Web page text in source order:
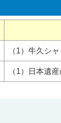
（1）牛久シ
（1）日本遺